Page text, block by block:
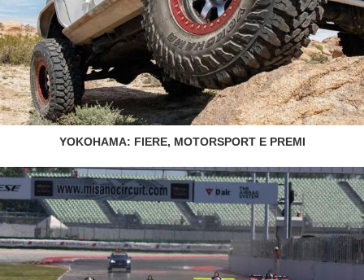
YOKOHAMA: FIERE, MOTORSPORT E PREMI